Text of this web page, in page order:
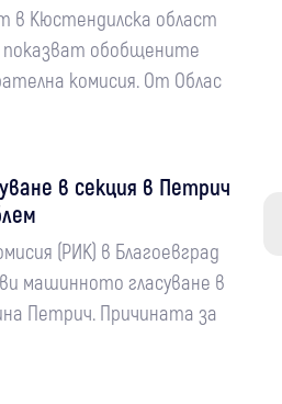
в Кюстендилска област
показват обобщените
комисия. От Облас
в секция в Петрич
(РИК) в Благоевград
машинното гласуване в
Петрич. Причината за